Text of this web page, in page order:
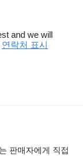
and we will
연락처 표시
판매자에게 직접